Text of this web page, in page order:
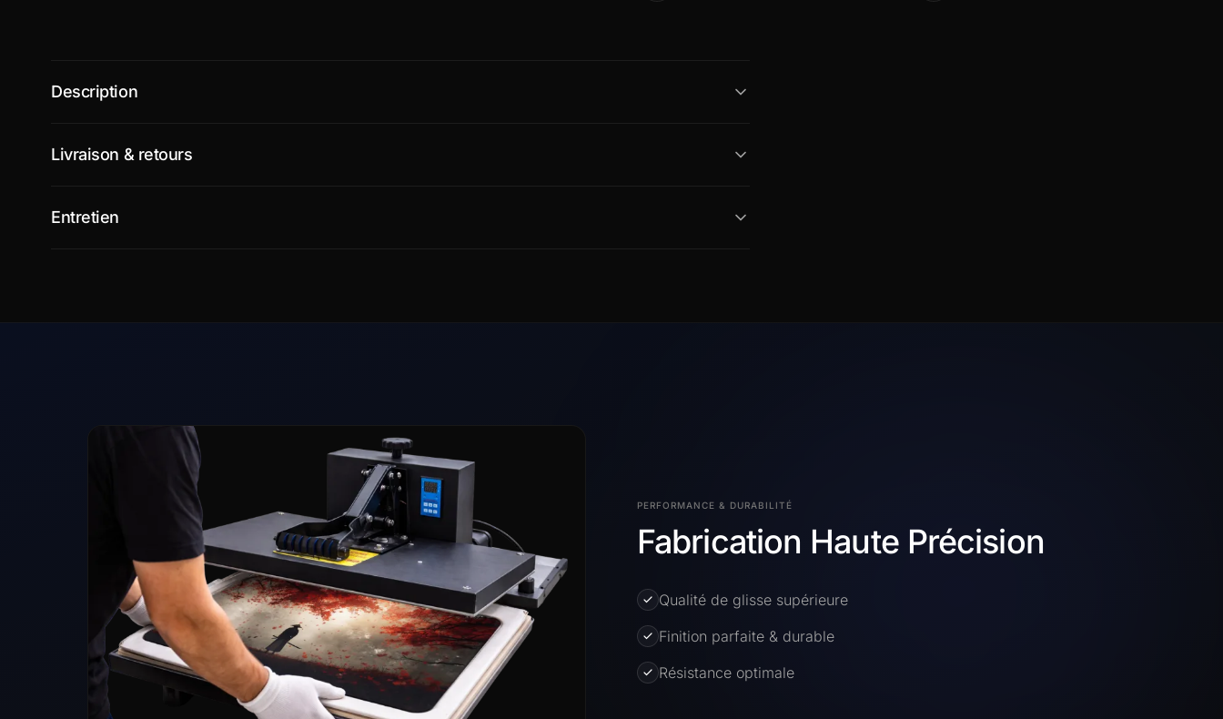
Description
Livraison & retours
Entretien
PERFORMANCE & DURABILITÉ
Fabrication Haute Précision
Qualité de glisse supérieure
Finition parfaite & durable
Résistance optimale